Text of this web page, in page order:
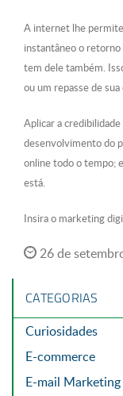
A internet lhe
instantâneo o retorno
tem dele também.
ou um repasse de sua
Aplicar a
desenvolvimento do
online todo o tempo;
está.
Insira o marketing
26 de
CATEGORIAS
Curiosidades
E-commerce
E-mail Marketing